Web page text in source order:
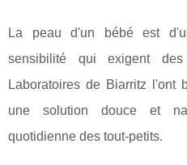
La peau d'un bébé est
sensibilité qui exigent
Laboratoires de Biarritz l'ont
une solution douce et
quotidienne des tout-petits.